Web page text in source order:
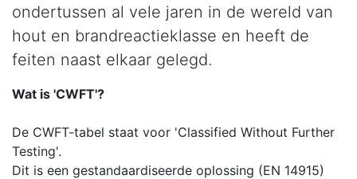
ondertussen al vele jaren in de wereld van
hout en brandreactieklasse en heeft de
feiten naast elkaar gelegd.
Wat is 'CWFT'?
De CWFT-tabel staat voor 'Classified Without Further
Testing'.
Dit is een gestandaardiseerde oplossing (EN 14915)